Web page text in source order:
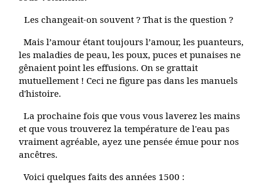
Les changeait-on souvent ? That is the question ?
Mais l’amour étant toujours l’amour, les puanteurs,
les maladies de peau, les poux, puces et punaises ne
gênaient point les effusions. On se grattait
mutuellement ! Ceci ne figure pas dans les manuels
d'histoire.
La prochaine fois que vous vous laverez les mains
et que vous trouverez la température de l'eau pas
vraiment agréable, ayez une pensée émue pour nos
ancêtres.
Voici quelques faits des années 1500 :